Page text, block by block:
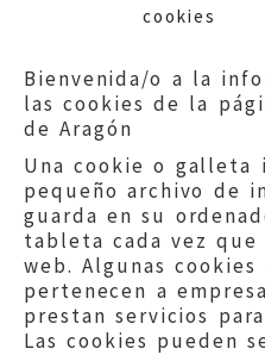
cookies
Bienvenida/o a la
las cookies de la
de Aragón
Una cookie o galleta
pequeño archivo de
guarda en su
tableta cada vez
web. Algunas
pertenecen a
prestan servicios
Las cookies pueden